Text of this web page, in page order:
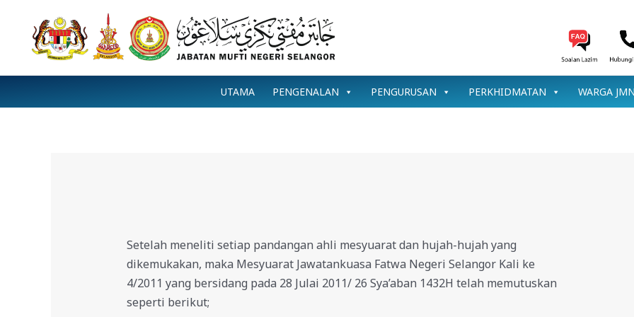
content
UTAMA PENGENALAN PENGURUSAN PERKHIDMATAN WARGA
Setelah meneliti setiap pandangan ahli mesyuarat dan hujah-hujah yang
dikemukakan, maka Mesyuarat Jawatankuasa Fatwa Negeri Selangor Kali ke
4/2011 yang bersidang pada 28 Julai 2011/ 26 Sya’aban 1432H telah memutuskan
seperti berikut;